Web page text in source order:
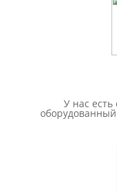
У нас
оборудованный